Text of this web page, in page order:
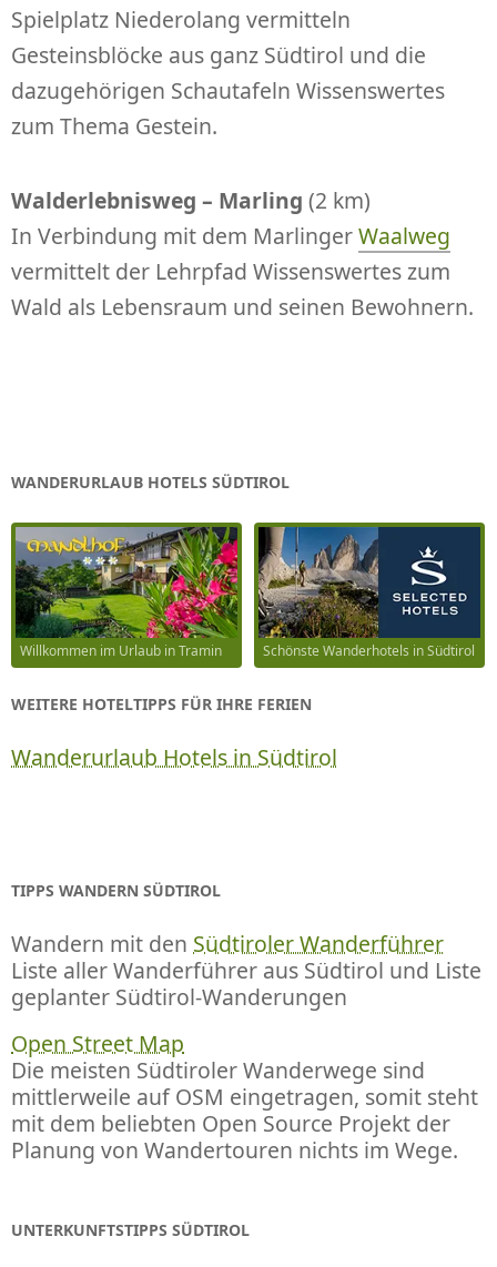
Spielplatz Niederolang vermitteln
Gesteinsblöcke aus ganz Südtirol und die
dazugehörigen Schautafeln Wissenswertes
zum Thema Gestein.
Walderlebnisweg – Marling (2 km)
In Verbindung mit dem MarlingerWaalweg
vermittelt der Lehrpfad Wissenswertes zum
Wald als Lebensraum und seinen Bewohnern.
WANDERURLAUB HOTELS SÜDTIROL
Willkommen im Urlaub in Tramin Schönste Wanderhotels in Südtirol
WEITERE HOTELTIPPS FÜR IHRE FERIEN
Wanderurlaub Hotels in Südtirol
TIPPS WANDERN SÜDTIROL
Wandern mit den Südtiroler Wanderführer
Liste aller Wanderführer aus Südtirol und Liste
geplanter Südtirol-Wanderungen
Open Street Map
Die meisten Südtiroler Wanderwege sind
mittlerweile auf OSM eingetragen, somit steht
mit dem beliebten Open Source Projekt der
Planung von Wandertouren nichts im Wege.
UNTERKUNFTSTIPPS SÜDTIROL